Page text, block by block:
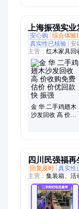
上海振强实
安心购
综合体验
真实性已核验 安
主营： 红木家具回
二手草花梨老椅
紫檀家具回收、
大红酸枝木家具
收、上海紫檀家
回收、长宁区红
家具回收、黄浦
红木家具回收、
区红木家具回收
金 华 二手鸡翅木
沙发回收 高 价收
四川民强福再
回复及时 真实性
主营： 集装箱、活
资回收